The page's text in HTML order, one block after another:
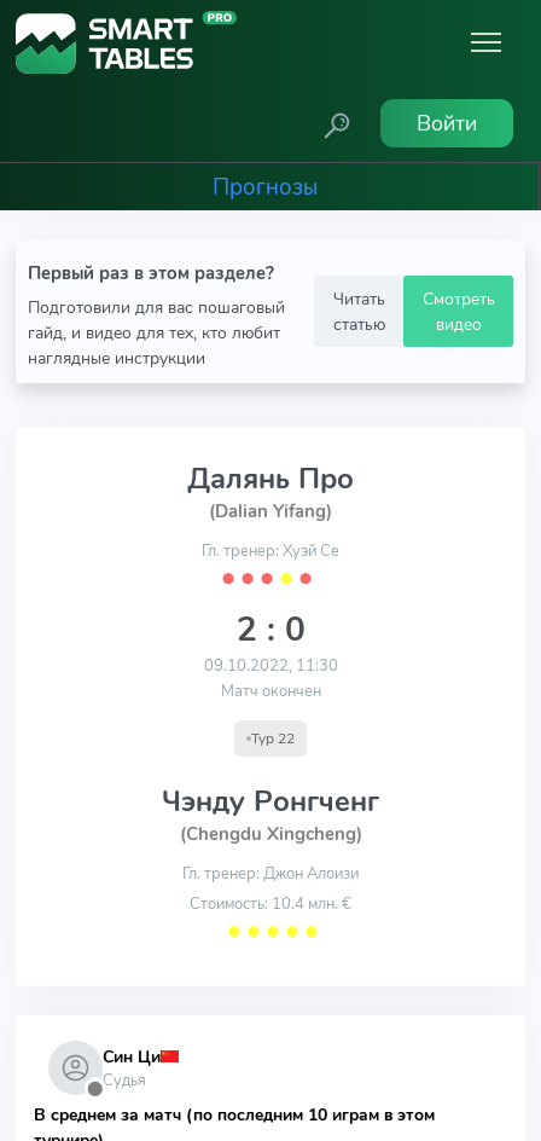
Войти
Прогнозы
Первый раз в этом разделе?
Подготовили для вас пошаговый
гайд, и видео для тех, кто любит
наглядные инструкции
Читать
статью
Смотреть
видео
Далянь Про
(Dalian Yifang)
Гл. тренер: Хуэй Се
⬤ ⬤ ⬤ ⬤ ⬤
2 : 0
09.10.2022, 11:30
Матч окончен
Тур 22
Чэнду Ронгченг
(Chengdu Xingcheng)
Гл. тренер: Джон Алоизи
Стоимость: 10.4 млн. €
⬤ ⬤ ⬤ ⬤ ⬤
⬤
Син Ци
Судья
В среднем за матч (по последним 10 играм в этом